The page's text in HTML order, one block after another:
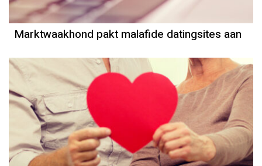
Marktwaakhond pakt malafide datingsites aan
Column
Jeanine Janssen